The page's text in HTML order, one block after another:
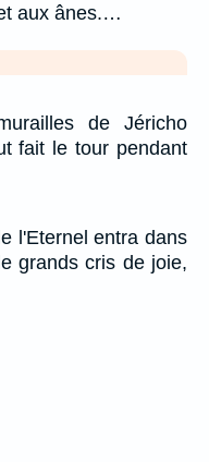
aux ânes.…
de Jéricho
fait le tour pendant
l'Eternel entra dans
grands cris de joie,